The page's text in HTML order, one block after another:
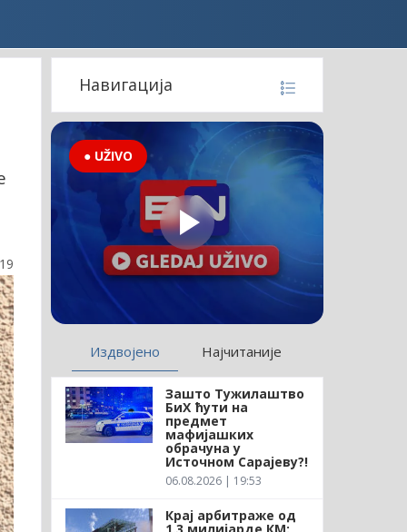
Навигација
● UŽIVO
Издвојено Најчитаније
Зашто Тужилаштво
БиХ ћути на
предмет
мафијашких
обрачуна у
Источном Сарајеву?!
06.08.2026 | 19:53
Крај арбитраже од